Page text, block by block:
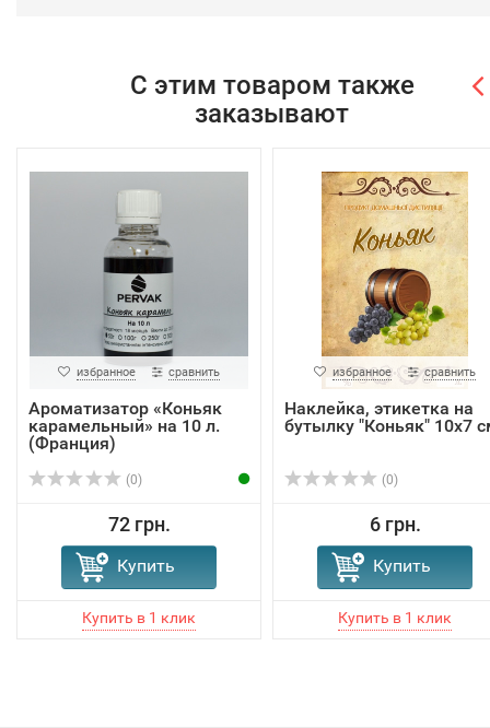
С этим товаром также
заказывают
избранное сравнить
Ароматизатор «Коньяк
карамельный» на 10 л.
(Франция)
(0)
72 грн.
Купить
избранное сравнить
Наклейка, этикетка на
бутылку "Коньяк" 10х7
(0)
6 грн.
Купить